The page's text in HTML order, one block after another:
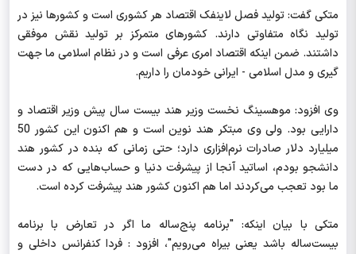
متکی گفت: تولید فصل لاینفک اقتصاد هر کشوری است و کشورها نیز در
تولید نگاه متفاوتی دارند. کشورهای متمرکز بر تولید نقش موفقی
داشتند. ضمن اینکه اقتصاد امری عرفی است و در نظام اسلامی ما جهت
گیری و مدل اسلامی - ایرانی خودمان را داریم.
وی افزود: موهسینگ نخست وزیر هند بیست سال پیش وزیر اقتصاد و
دارایی بود. ولی وی مبتکر هند نوین است و هم اکنون این کشور 50
میلیارد دلار صادرات نرم‌افزاری دارد؛ حتی زمانی که بنده در کشور هند
دانشجو بودم، اساتید آنجا از پیشرفت دنیا و حساب‌هایی که در دست
ما بود تعجب می‌کردند اما هم اکنون کشور هند پیشرفت کرده است.
متکی با بیان اینکه: "برنامه پنج‌ساله ما اگر در تعارض با برنامه
بیست‌ساله باشد یعنی بیراه می‌رویم"، افزود : فردا کنفرانس داخلی و